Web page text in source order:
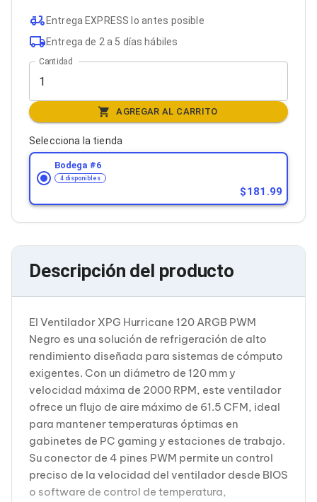
Adaptadores Audio AUX
Adaptadores Audio USB
Dispositivos de Entrada
Mouse
Mousepads
Teclados Numéricos
Controles de Juego para PC
Servidores
Accesorios para Servidores
Racks y Gabinetes
Charolas para Racks y Gabinetes
Cableado Estructurado para Servidores
Cables KVM
Fuentes de Poder
Soportes y Paneles
Sistemas Operativos para Servidores
Servidores
Discos Duros / SSD / NAS
Accesorios para Discos Duros
Gabinetes de Discos Duros
Discos Duros Externos
Discos Duros para NAS
Discos Duros para Videovigilancia
Discos Duros para Servidores
Accesorios para SSD
Gabinetes para SSD
Almacenamiento MSA
Discos Duros Internos para PC
Discos Duros Internos para Laptop
Monitores
Entrega EXPRESS lo antes posible
Entrega de 2 a 5 días hábiles
Cantidad
AGREGAR AL CARRITO
Selecciona la tienda
Bodega #6
4 disponibles
181.99
Descripción del producto
El Ventilador XPG Hurricane 120 ARGB PWM
Negro es una solución de refrigeración de alto
rendimiento diseñada para sistemas de cómputo
exigentes. Con un diámetro de 120 mm y
velocidad máxima de 2000 RPM, este ventilador
ofrece un flujo de aire máximo de 61.5 CFM, ideal
para mantener temperaturas óptimas en
gabinetes de PC gaming y estaciones de trabajo.
Su conector de 4 pines PWM permite un control
preciso de la velocidad del ventilador desde BIOS
o software de control de temperatura,